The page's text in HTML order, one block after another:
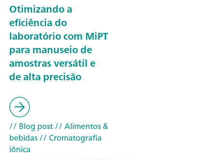
Otimizando a
eficiência do
laboratório com MiPT
para manuseio de
amostras versátil e
de alta precisão
// Blog post// Alimentos &
bebidas// Cromatografia
iônica